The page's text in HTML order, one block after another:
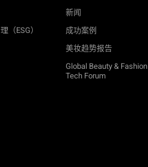
（ESG）
新闻
成功案例
美妆趋势报告
Global Beauty & Fashion
Tech Forum